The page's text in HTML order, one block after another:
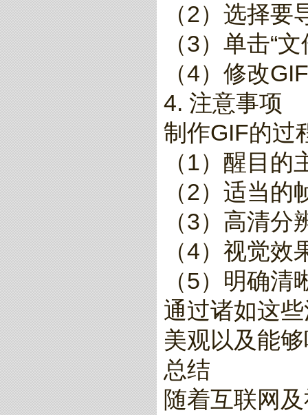
（2）选择
（3）单击“
（4）修改
4. 注意事项
制作GIF的过
（1）醒目的
（2）适当的
（3）高清分
（4）视觉效
（5）明确
通过诸如这
美观以及能
总结
随着互联网